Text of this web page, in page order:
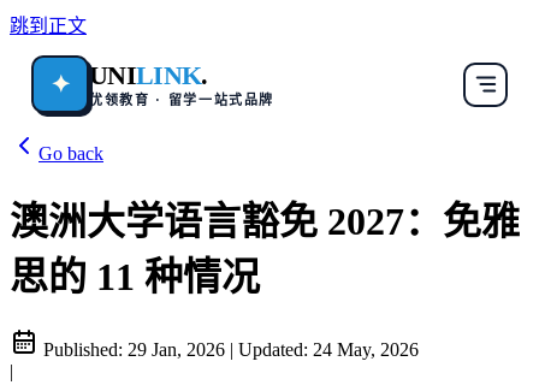
跳到正文
✦ UNILINK.
优领教育 · 留学一站式品牌
Go back
澳洲大学语言豁免 2027：免雅
思的 11 种情况
Published: 29 Jan, 2026 | Updated: 24 May, 2026
|